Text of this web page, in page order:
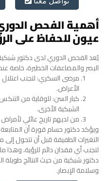
أهمية الفحص
عيون للحفاظ على
يُعد الفحص الدوري لدى دكتور
البصر والمضاعفات الخطيرة، خاصة
مرضى السكري: لتجنب
الأعراض.
كبار السن: للوقاية من
الشبكية الأخرى.
من لديهم تاريخ عائلي
ويؤكد دكتور حسام قورة أن
التغيرات الطفيفة قبل أن تتحول
لتجنب أي فقدان دائم للرؤية، وهذا
دكتور شبكية من حيث النتائج
وسلامة الإبصار.